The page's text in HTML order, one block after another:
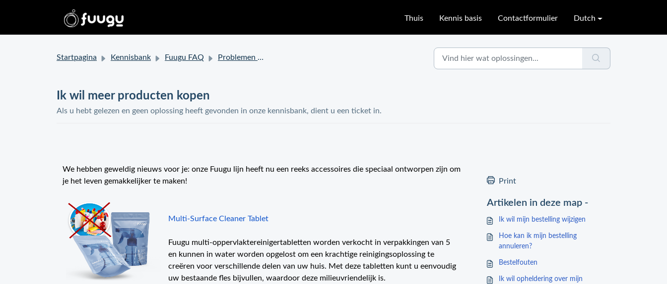
Thuis Kennis basis Contactformulier Dutch
Startpagina Kennisbank Fuugu FAQ Problemen met bestellen
Ik wil meer producten kopen
Als u hebt gelezen en geen oplossing heeft gevonden in onze kennisbank, dient u een ticket in.
We hebben geweldig nieuws voor je: onze Fuugu lijn heeft nu een reeks accessoires die speciaal ontworpen zijn om
je het leven gemakkelijker te maken!
Multi-Surface Cleaner Tablet
Fuugu multi-oppervlaktereinigertabletten worden verkocht in verpakkingen van 5
en kunnen in water worden opgelost om een krachtige reinigingsoplossing te
creëren voor verschillende delen van uw huis. Met deze tabletten kunt u eenvoudig
uw bestaande fles bijvullen, waardoor deze milieuvriendelijk is.
Print
Artikelen in deze map -
Ik wil mijn bestelling wijzigen
Hoe kan ik mijn bestelling
annuleren?
Bestelfouten
Ik wil opheldering over mijn